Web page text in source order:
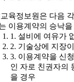
육정보원은 다음
이용계약의 승낙
1. 설비에 여유가
2. 기술상에 지장
3. 이용계약을 신
인 자로 친권자의
을 경우